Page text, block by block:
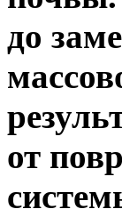
до
от